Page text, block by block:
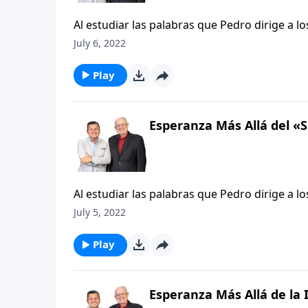
Al estudiar las palabras que Pedro dirige a
estuvo casado. Él comprendió la
en día.
July 6, 2022
Play
Esperanza Más Allá del
Al estudiar las palabras que Pedro dirige a
estuvo casado. Él comprendió la
en día.
July 5, 2022
Play
Esperanza Más Allá de la